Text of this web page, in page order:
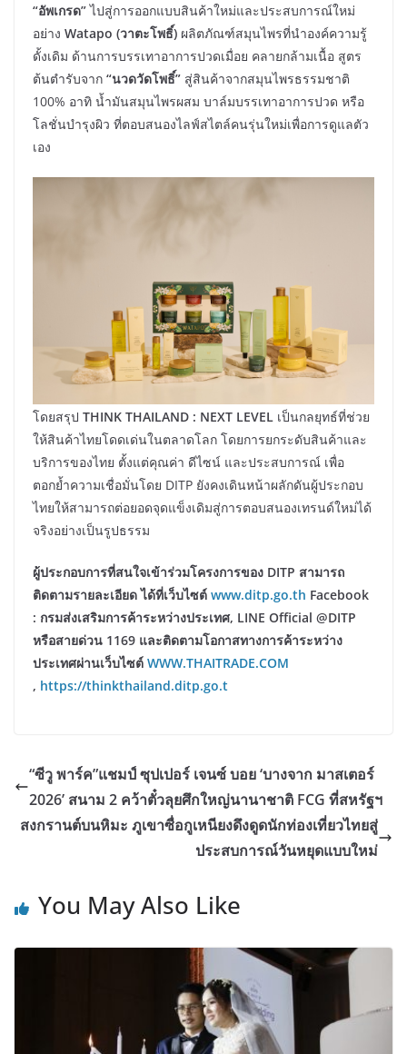
“อัพเกรด”ไปสู่การออกแบบสินค้าใหม่และประสบการณ์ใหม่
อย่าง Watapo (วาตะโพธิ์) ผลิตภัณฑ์สมุนไพรที่นำองค์ความรู้
ดั้งเดิม ด้านการบรรเทาอาการปวดเมื่อย คลายกล้ามเนื้อ สูตร
ต้นตำรับจาก “นวดวัดโพธิ์” สู่สินค้าจากสมุนไพรธรรมชาติ
100% อาทิ น้ำมันสมุนไพรผสม บาล์มบรรเทาอาการปวด หรือ
โลชั่นบำรุงผิว ที่ตอบสนองไลฟ์สไตล์คนรุ่นใหม่เพื่อการดูแลตัว
เอง
โดยสรุป THINK THAILAND : NEXT LEVEL เป็นกลยุทธ์ที่ช่วย
ให้สินค้าไทยโดดเด่นในตลาดโลก โดยการยกระดับสินค้าและ
บริการของไทย ตั้งแต่คุณค่า ดีไซน์ และประสบการณ์ เพื่อ
ตอกย้ำความเชื่อมั่นโดย DITP ยังคงเดินหน้าผลักดันผู้ประกอบ
ไทยให้สามารถต่อยอดจุดแข็งเดิมสู่การตอบสนองเทรนด์ใหม่ได้
จริงอย่างเป็นรูปธรรม
ผู้ประกอบการที่สนใจเข้าร่วมโครงการของ DITP สามารถ
ติดตามรายละเอียด ได้ที่เว็บไซต์ www.ditp.go.th Facebook
: กรมส่งเสริมการค้าระหว่างประเทศ, LINE Official @DITP
หรือสายด่วน 1169 และติดตามโอกาสทางการค้าระหว่าง
ประเทศผ่านเว็บไซต์ WWW.THAITRADE.COM
, https://thinkthailand.ditp.go.t
“ซีวู พาร์ค”แชมป์ ซุปเปอร์ เจนซ์ บอย ‘บางจาก มาสเตอร์
2026’ สนาม 2 คว้าตั๋วลุยศึกใหญ่นานาชาติ FCG ที่สหรัฐฯ
สงกรานต์บนหิมะ ภูเขาซื่อกูเหนียงดึงดูดนักท่องเที่ยวไทยสู่
ประสบการณ์วันหยุดแบบใหม่
You May Also Like